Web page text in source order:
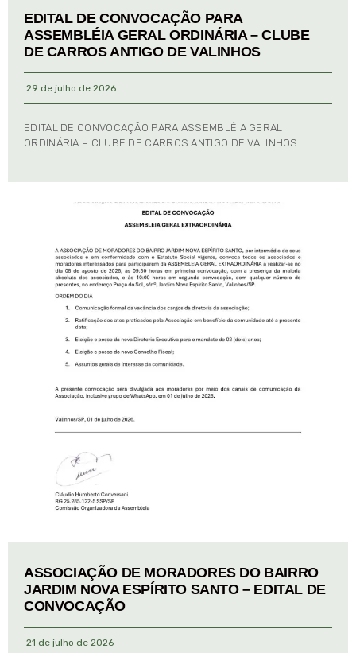
EDITAL DE CONVOCAÇÃO PARA
ASSEMBLÉIA GERAL ORDINÁRIA – CLUBE
DE CARROS ANTIGO DE VALINHOS
29 de julho de 2026
EDITAL DE CONVOCAÇÃO PARA ASSEMBLÉIA GERAL
ORDINÁRIA – CLUBE DE CARROS ANTIGO DE VALINHOS
ASSOCIAÇÃO DE MORADORES DO BAIRRO
JARDIM NOVA ESPÍRITO SANTO – EDITAL DE
CONVOCAÇÃO
21 de julho de 2026